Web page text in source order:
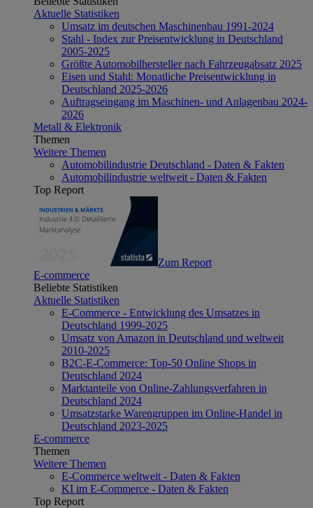
Aktuelle Statistiken
Umsatz im deutschen Maschinenbau 1991-2024
Stahl - Index zur Preisentwicklung in Deutschland
2005-2025
Größte Automobilhersteller nach Fahrzeugabsatz 2025
Eisen und Stahl: Monatliche Preisentwicklung in
Deutschland 2025-2026
Auftragseingang im Maschinen- und Anlagenbau 2024-
2026
Metall & Elektronik
Themen
Weitere Themen
Automobilindustrie Deutschland - Daten & Fakten
Automobilindustrie weltweit - Daten & Fakten
Top Report
Zum Report
E-commerce
Beliebte Statistiken
Aktuelle Statistiken
E-Commerce - Entwicklung des Umsatzes in
Deutschland 1999-2025
Umsatz von Amazon in Deutschland und weltweit
2010-2025
B2C-E-Commerce: Top-50 Online Shops in
Deutschland 2024
Marktanteile von Online-Zahlungsverfahren in
Deutschland 2024
Umsatzstarke Warengruppen im Online-Handel in
Deutschland 2023-2025
E-commerce
Themen
Weitere Themen
E-Commerce weltweit - Daten & Fakten
KI im E-Commerce - Daten & Fakten
Top Report